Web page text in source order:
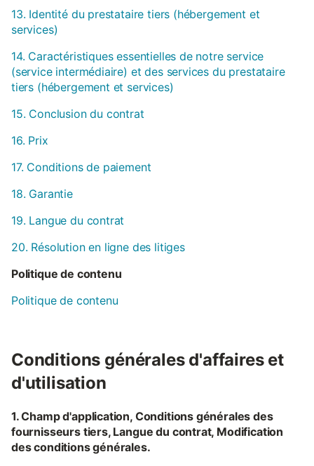
13. Identité du prestataire tiers (hébergement et
services)
14. Caractéristiques essentielles de notre service
(service intermédiaire) et des services du prestataire
tiers (hébergement et services)
15. Conclusion du contrat
16. Prix
17. Conditions de paiement
18. Garantie
19. Langue du contrat
20. Résolution en ligne des litiges
Politique de contenu
Politique de contenu
Conditions générales d'affaires et
d'utilisation
1. Champ d'application, Conditions générales des
fournisseurs tiers, Langue du contrat, Modification
des conditions générales.